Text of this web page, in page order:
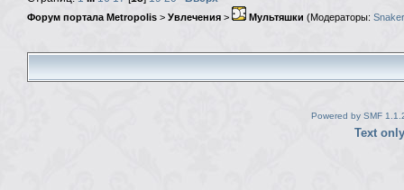
Форум портала Metropolis > Увлечения > Мультяшки (Модераторы: Snaker
Powered by SMF
Text